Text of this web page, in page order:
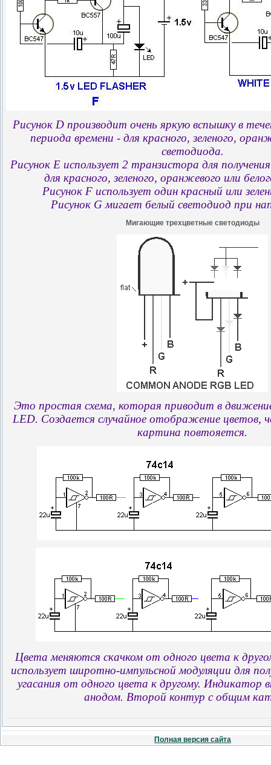
Рисунок D производит очень яркую вспышку в
периода времени - для красного,зеленого,
светодиода.
Рисунок E использует 2 транзистора для получения
для красного,зеленого, оранжевого или
Рисунок F использует один красный или
Рисунок G мигает белый светодиод при
Мигающие трехцветные светодиоды
Это простая схема, которая приводит в
LED. Создается случайное отображение цветов,
картина повтояется.
Цвета меняются скачком от одного цвета к
использует широтно-импульсной модуляции для
угасания от одного цвета к другому. Индикатор
анодом. Второй контур с общим
Полная версия сайта